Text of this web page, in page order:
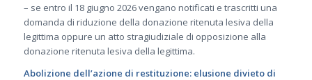
– se entro il 18 giugno 2026 vengano notificati e trascritti una
domanda di riduzione della donazione ritenuta lesiva della
legittima oppure un atto stragiudiziale di opposizione alla
donazione ritenuta lesiva della legittima.
Abolizione dell’azione di restituzione: elusione divieto di